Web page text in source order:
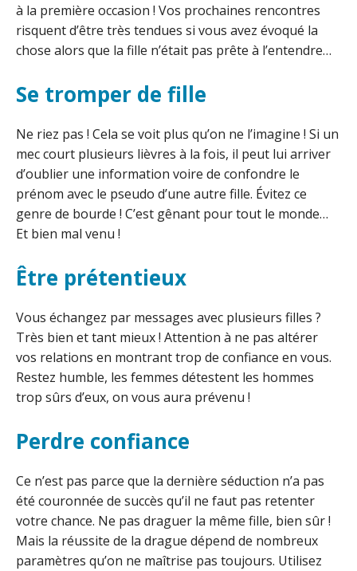
à la première occasion ! Vos prochaines rencontres
risquent d’être très tendues si vous avez évoqué la
chose alors que la fille n’était pas prête à l’entendre…
Se tromper de fille
Ne riez pas ! Cela se voit plus qu’on ne l’imagine ! Si un
mec court plusieurs lièvres à la fois, il peut lui arriver
d’oublier une information voire de confondre le
prénom avec le pseudo d’une autre fille. Évitez ce
genre de bourde ! C’est gênant pour tout le monde…
Et bien mal venu !
Être prétentieux
Vous échangez par messages avec plusieurs filles ?
Très bien et tant mieux ! Attention à ne pas altérer
vos relations en montrant trop de confiance en vous.
Restez humble, les femmes détestent les hommes
trop sûrs d’eux, on vous aura prévenu !
Perdre confiance
Ce n’est pas parce que la dernière séduction n’a pas
été couronnée de succès qu’il ne faut pas retenter
votre chance. Ne pas draguer la même fille, bien sûr !
Mais la réussite de la drague dépend de nombreux
paramètres qu’on ne maîtrise pas toujours. Utilisez